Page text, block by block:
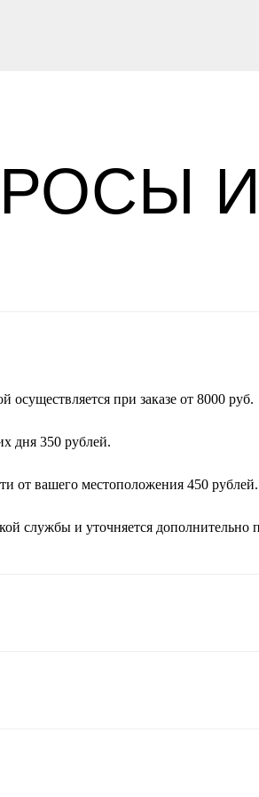
осуществляется при заказе от 8000 руб.
дня 350 рублей.
от вашего местоположения 450 рублей.
службы и уточняется